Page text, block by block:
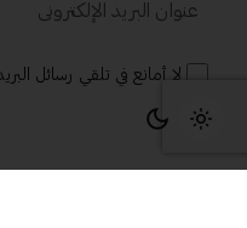
لا أمانع في تلقي رسائل